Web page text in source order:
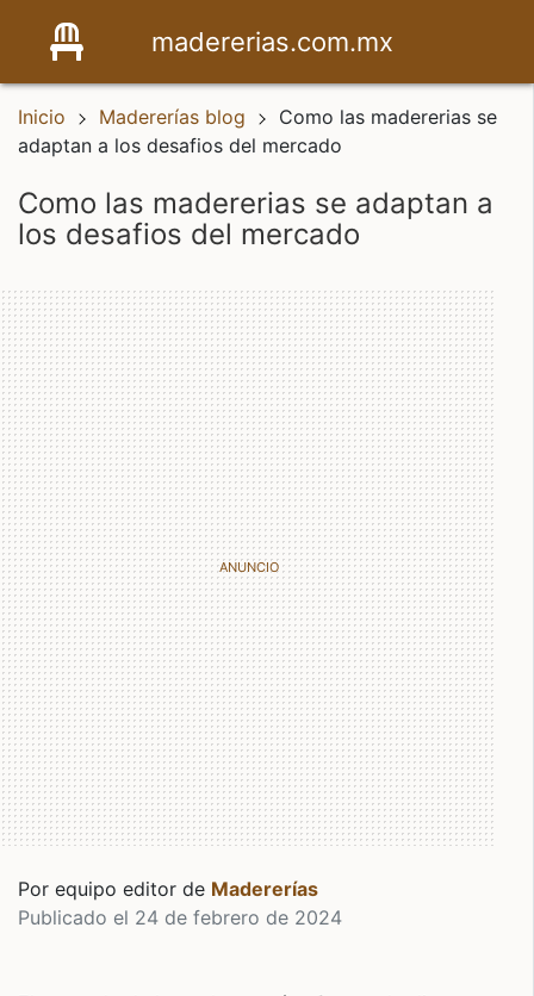
madererias.com.mx
Inicio Madererías blog
Como las madererias se
adaptan a los desafios del mercado
como las madererias se adaptan a
los desafios del mercado
Por equipo editor de Madererías
Publicado el 24 de febrero de 2024